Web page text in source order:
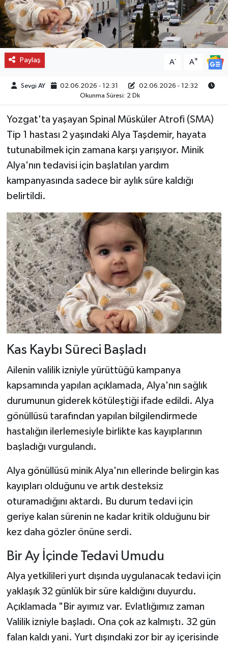
Paylaş A- A+
Sevgi AY 02.06.2026 - 12:31
02.06.2026 - 12:32
Okunma Süresi: 2 Dk
Yozgat'ta yaşayan Spinal Müsküler Atrofi (SMA)
Tip 1 hastası 2 yaşındaki Alya Taşdemir, hayata
tutunabilmek için zamana karşı yarışıyor. Minik
Alya'nın tedavisi için başlatılan yardım
kampanyasında sadece bir aylık süre kaldığı
belirtildi.
Kas Kaybı Süreci Başladı
Ailenin valilik izniyle yürüttüğü kampanya
kapsamında yapılan açıklamada, Alya'nın sağlık
durumunun giderek kötüleştiği ifade edildi. Alya
gönüllüsü tarafından yapılan bilgilendirmede
hastalığın ilerlemesiyle birlikte kas kayıplarının
başladığı vurgulandı.
Alya gönüllüsü minik Alya'nın ellerinde belirgin kas
kayıpları olduğunu ve artık desteksiz
oturamadığını aktardı. Bu durum tedavi için
geriye kalan sürenin ne kadar kritik olduğunu bir
kez daha gözler önüne serdi.
Bir Ay İçinde Tedavi Umudu
Alya yetkilileri yurt dışında uygulanacak tedavi için
yaklaşık 32 günlük bir süre kaldığını duyurdu.
Açıklamada "Bir ayımız var. Evlatlığımız zaman
Valilik izniyle başladı. Ona çok az kalmıştı. 32 gün
falan kaldı yani. Yurt dışındaki zor bir ay içerisinde